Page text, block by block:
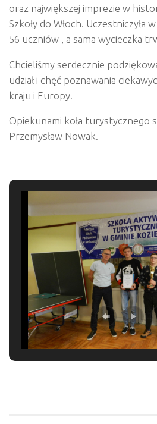
oraz największej imprezie w
Szkoły do Włoch. Uczestniczyła
56 uczniów , a sama wycieczka
Chcieliśmy serdecznie
udział i chęć poznawania
kraju i Europy.
Opiekunami koła turystycznego
Przemysław Nowak.